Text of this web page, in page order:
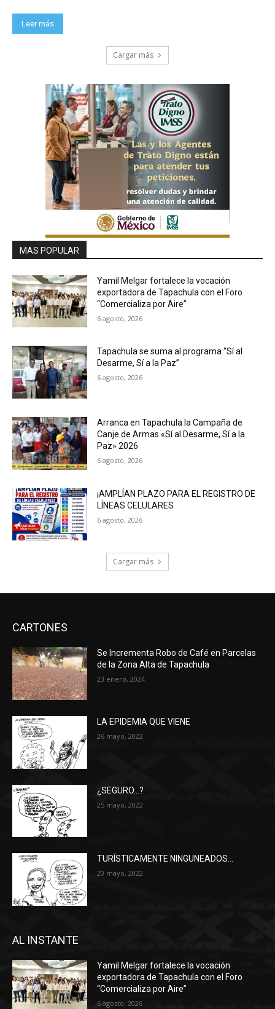
Leer más
Cargar más
MAS POPULAR
Yamil Melgar fortalece la vocación
exportadora de Tapachula con el Foro
“Comercializa por Aire”
6 agosto, 2026
Tapachula se suma al programa “Sí al
Desarme, Sí a la Paz”
6 agosto, 2026
Arranca en Tapachula la Campaña de
Canje de Armas «Sí al Desarme, Sí a la
Paz» 2026
6 agosto, 2026
¡AMPLÍAN PLAZO PARA EL REGISTRO DE
LÍNEAS CELULARES
6 agosto, 2026
Cargar más
CARTONES
Se Incrementa Robo de Café en Parcelas
de la Zona Alta de Tapachula
23 enero, 2024
LA EPIDEMIA QUE VIENE
26 mayo, 2022
¿SEGURO…?
25 mayo, 2022
TURÍSTICAMENTE NINGUNEADOS…
20 mayo, 2022
AL INSTANTE
Yamil Melgar fortalece la vocación
exportadora de Tapachula con el Foro
“Comercializa por Aire”
6 agosto, 2026